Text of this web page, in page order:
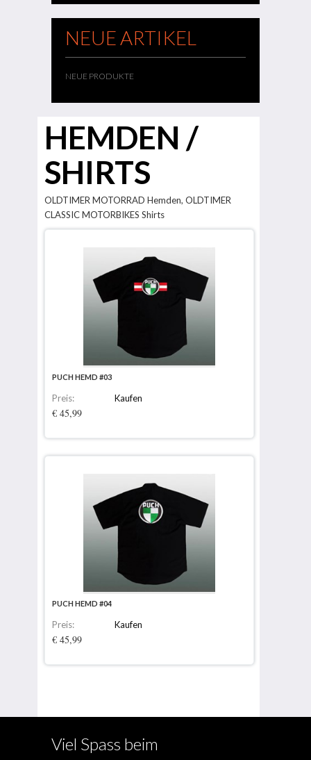
NEUE ARTIKEL
NEUE PRODUKTE
HEMDEN /
SHIRTS
OLDTIMER MOTORRAD Hemden, OLDTIMER
CLASSIC MOTORBIKES Shirts
PUCH HEMD #03
Preis:
€ 45,99
Kaufen
PUCH HEMD #04
Preis:
€ 45,99
Kaufen
Viel Spass beim